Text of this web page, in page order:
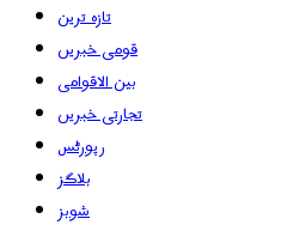
تازہ ترین
قومی خبریں
بین الاقوامی
تجارتی خبریں
رپورٹس
بلاگز
شوبز